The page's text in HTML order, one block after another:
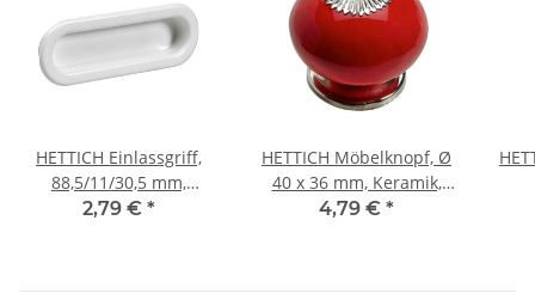
HETTICH Einlassgriff,
88,5/11/30,5 mm,
Kunststoff, weiß
2,79 € *
HETTICH Möbelknopf, Ø
40 x 36 mm, Keramik,
Stahl, Zinkdruckguss
4,79 € *